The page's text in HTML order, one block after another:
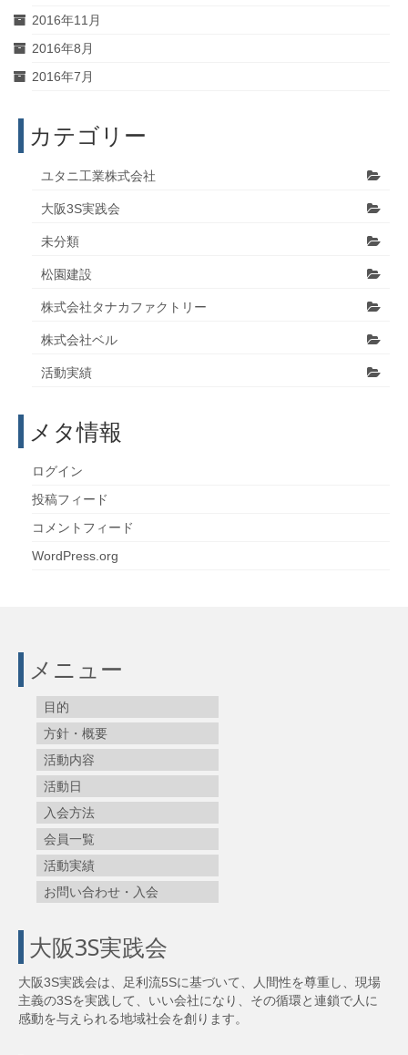
2016年11月
2016年8月
2016年7月
カテゴリー
ユタニ工業株式会社
大阪3S実践会
未分類
松園建設
株式会社タナカファクトリー
株式会社ベル
活動実績
メタ情報
ログイン
投稿フィード
コメントフィード
WordPress.org
メニュー
目的
方針・概要
活動内容
活動日
入会方法
会員一覧
活動実績
お問い合わせ・入会
大阪3S実践会
大阪3S実践会は、足利流5Sに基づいて、人間性を尊重し、現場
主義の3Sを実践して、いい会社になり、その循環と連鎖で人に
感動を与えられる地域社会を創ります。